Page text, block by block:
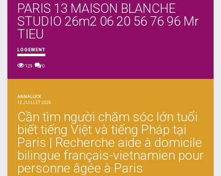
PARIS 13 MAISON BLANCHE
STUDIO 26m2 06 20 56 76 96 Mr
TIEU
LOGEMENT
129 0
ANNALUCK
12 JUILLET 2026
Cần tìm người chăm sóc lớn tuổi
biết tiếng Việt và tiếng Pháp tại
Paris | Recherche aide à domicile
bilingue français-vietnamien pour
personne âgée à Paris